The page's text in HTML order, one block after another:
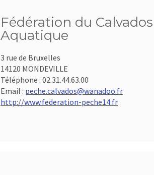
Fédération du
Aquatique
3 rue de Bruxelles
14120 MONDEVILLE
Téléphone : 02.31.44.63.00
Email : peche.calvados@wanadoo.fr
http://www.federation-peche14.fr